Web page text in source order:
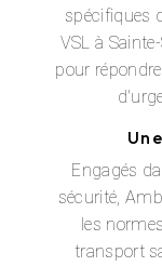
spécifiques
VSL à
pour
Engagés
sécurité,
les
transport